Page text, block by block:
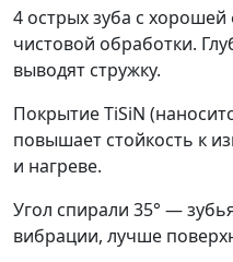
4 острых зуба с
чистовой обработки.
выводят стружку.
Покрытие TiSiN
повышает стойкость к
и нагреве.
Угол спирали 35° —
вибрации, лучше